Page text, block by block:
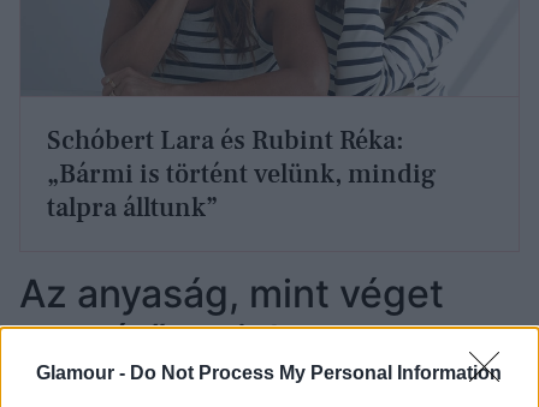
Glamour - Do Not Process My Personal Information
Schóbert Lara és Rubint Réka:
„Bármi is történt velünk, mindig
talpra álltunk”
Az anyaság, mint véget
nem érő projekt
Pátkai Rozinavisszatérően beszél humor szerepéről